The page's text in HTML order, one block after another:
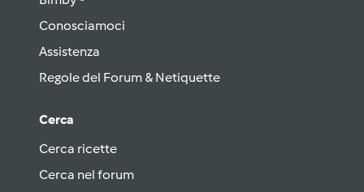
Conosciamoci
Assistenza
Regole del Forum & Netiquette
Cerca
Cerca ricette
Cerca nel forum